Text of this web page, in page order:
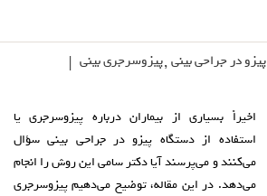
پیزو در جراحی بینی ,پیزوسرجری بینی |
اخیراً بسیاری از بیماران درباره پیزوسرجری یا
استفاده از دستگاه پیزو در جراحی بینی سؤال
می‌کنند و می‌پرسند آیا دکتر سامی این روش را انجام
می‌دهد. در این مقاله، توضیح می‌دهیم پیزوسرجری